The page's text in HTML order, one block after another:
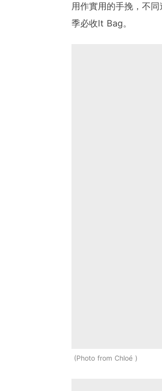
用作實用的手挽，不
季必收It Bag。
Photo from Chloé